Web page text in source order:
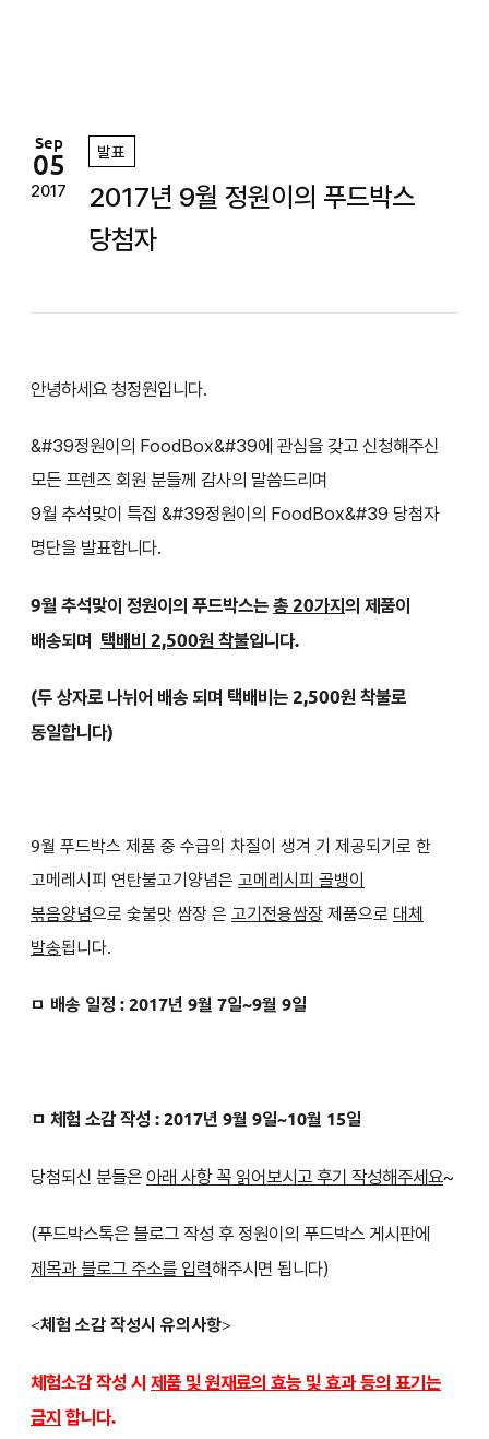
Sep
05
2017
발표
2017년 9월 정원이의 푸드박스
당첨자
안녕하세요 청정원입니다.
&#39정원이의 FoodBox&#39에 관심을 갖고 신청해주신
모든 프렌즈 회원 분들께 감사의 말씀드리며
9월 추석맞이 특집 &#39정원이의 FoodBox&#39 당첨자
명단을 발표합니다.
9월 추석맞이 정원이의 푸드박스는 총 20가지의 제품이
배송되며 택배비 2,500원 착불입니다.
(두 상자로 나뉘어 배송 되며 택배비는 2,500원 착불로
동일합니다)
9월 푸드박스 제품 중 수급의 차질이 생겨 기 제공되기로 한
고메레시피 연탄불고기양념은 고메레시피 골뱅이
볶음양념으로 숯불맛 쌈장 은 고기전용쌈장 제품으로 대체
발송됩니다.
ㅁ 배송 일정 : 2017년 9월 7일~9월 9일
ㅁ 체험 소감 작성 : 2017년 9월 9일~10월 15일
당첨되신 분들은 아래 사항 꼭 읽어보시고 후기 작성해주세요~
(푸드박스톡은 블로그 작성 후 정원이의 푸드박스 게시판에
제목과 블로그 주소를 입력해주시면 됩니다)
<체험 소감 작성시 유의사항>
체험소감 작성 시 제품 및 원재료의 효능 및 효과 등의 표기는
금지 합니다.